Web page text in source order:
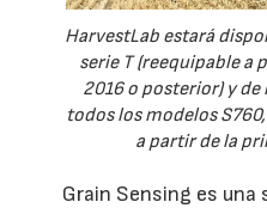
HarvestLab estará
serie T (reequipable a
2016 o posterior) y de
todos los modelos
a partir de la
Grain Sensing es